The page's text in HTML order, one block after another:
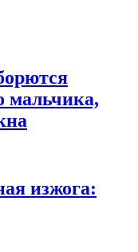
мальчика,
изжога: